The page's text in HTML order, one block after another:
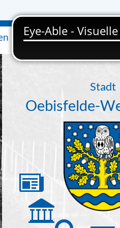
Stadt
Oebisfelde-